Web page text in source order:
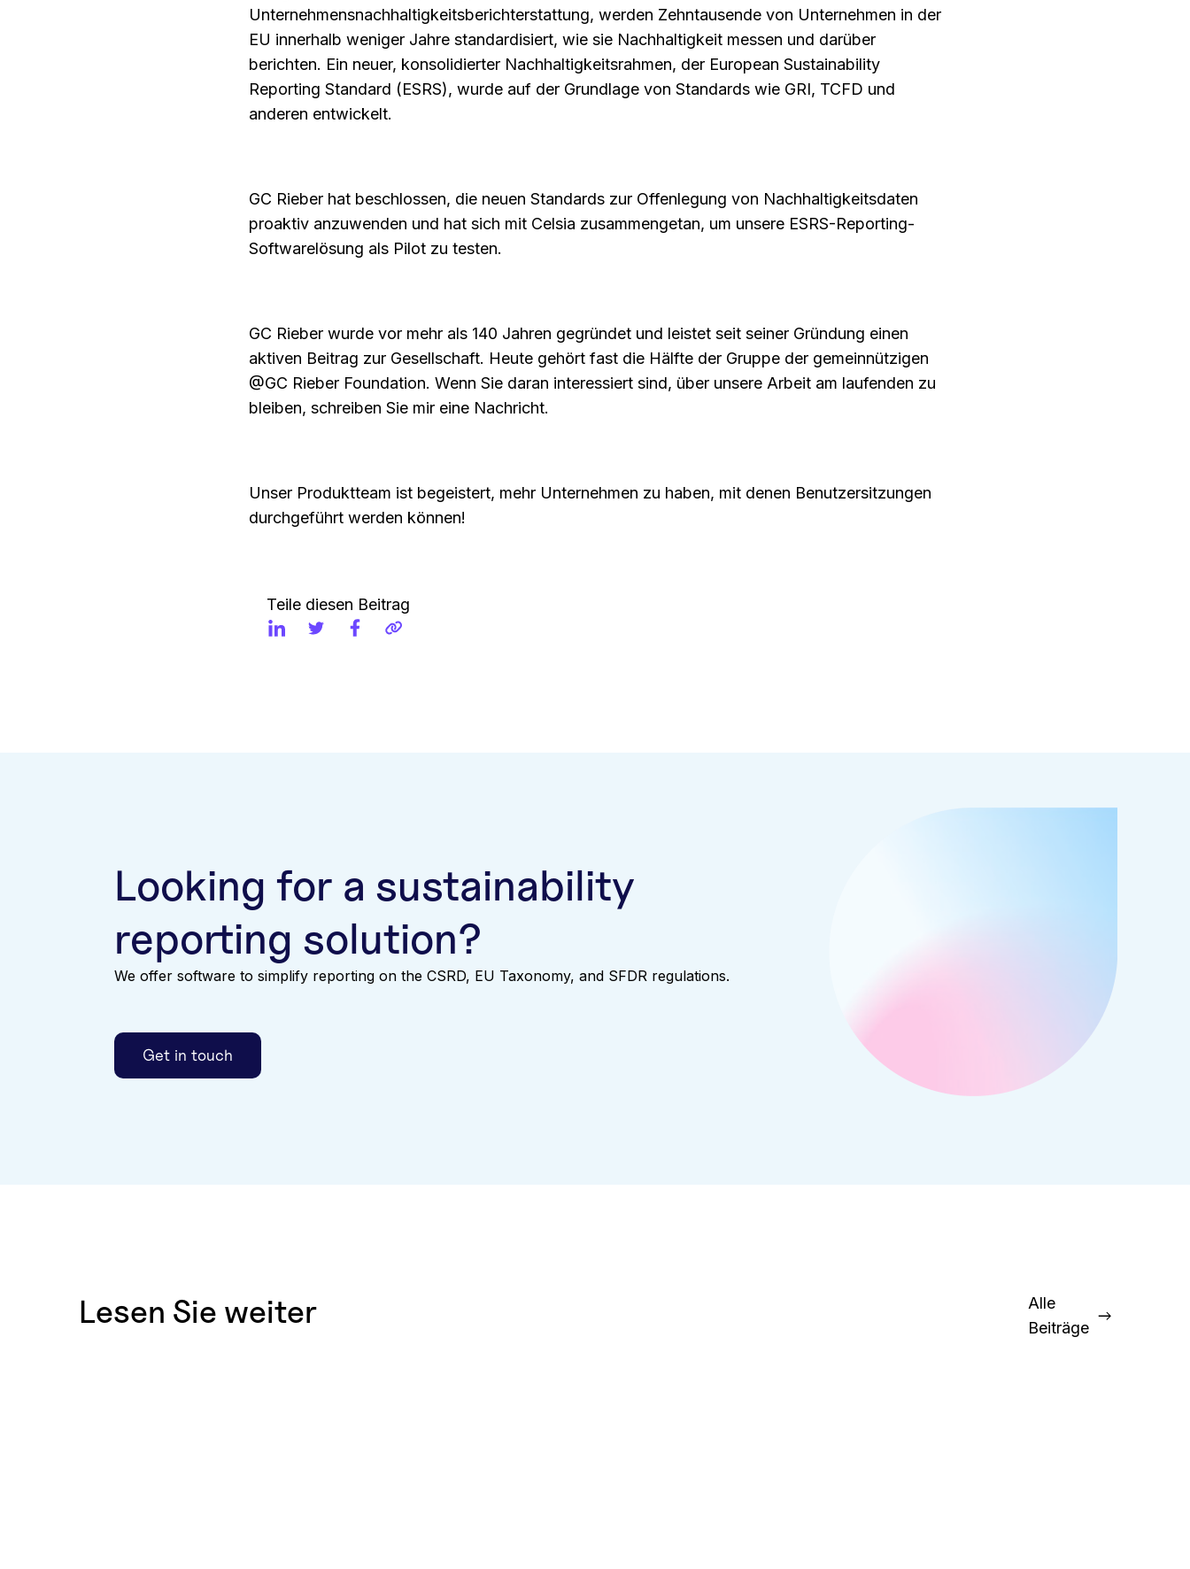
Unternehmensnachhaltigkeitsberichterstattung, werden Zehntausende von Unternehmen in der
EU innerhalb weniger Jahre standardisiert, wie sie Nachhaltigkeit messen und darüber
berichten. Ein neuer, konsolidierter Nachhaltigkeitsrahmen, der European Sustainability
Reporting Standard (ESRS), wurde auf der Grundlage von Standards wie GRI, TCFD und
anderen entwickelt.
GC Rieber hat beschlossen, die neuen Standards zur Offenlegung von Nachhaltigkeitsdaten
proaktiv anzuwenden und hat sich mit Celsia zusammengetan, um unsere ESRS-Reporting-
Softwarelösung als Pilot zu testen.
GC Rieber wurde vor mehr als 140 Jahren gegründet und leistet seit seiner Gründung einen
aktiven Beitrag zur Gesellschaft. Heute gehört fast die Hälfte der Gruppe der gemeinnützigen
@GC Rieber Foundation. Wenn Sie daran interessiert sind, über unsere Arbeit am laufenden zu
bleiben, schreiben Sie mir eine Nachricht.
Unser Produktteam ist begeistert, mehr Unternehmen zu haben, mit denen Benutzersitzungen
durchgeführt werden können!
Teile diesen Beitrag
Looking for a sustainability
reporting solution?
We offer software to simplify reporting on the CSRD, EU Taxonomy, and SFDR regulations.
Get in touch
Lesen Sie weiter
Alle
Beiträge